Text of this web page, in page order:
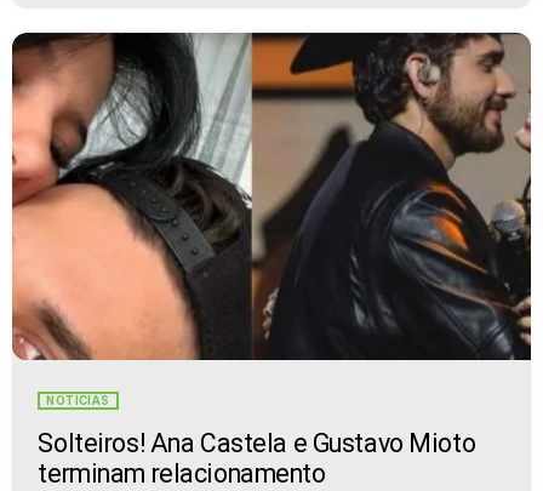
NOTÍCIAS
Solteiros! Ana Castela e Gustavo Mioto
terminam relacionamento